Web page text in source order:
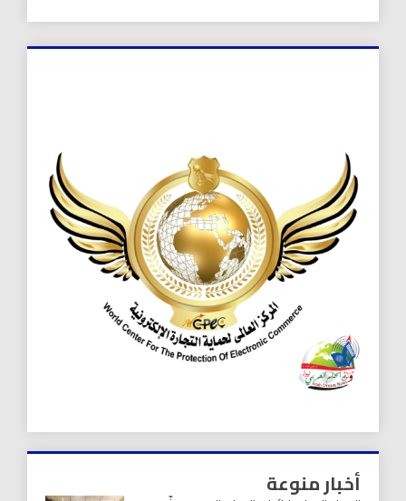
أخبار منوعة